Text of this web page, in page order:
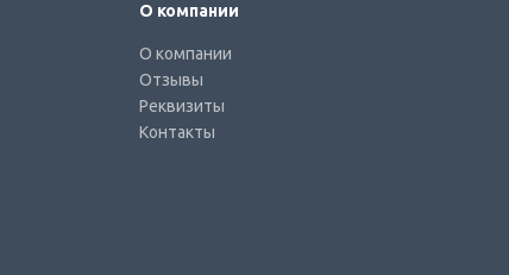
О компании
О компании
Отзывы
Реквизиты
Контакты